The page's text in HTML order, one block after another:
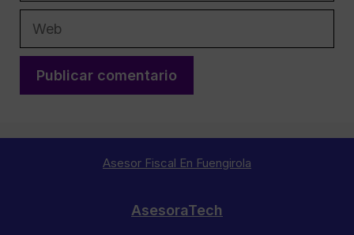
Asesor Fiscal En Fuengirola
AsesoraTech